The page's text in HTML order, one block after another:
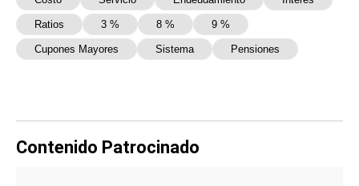
Ratios 3 % 8 % 9 %
Cupones Mayores Sistema Pensiones
Contenido Patrocinado